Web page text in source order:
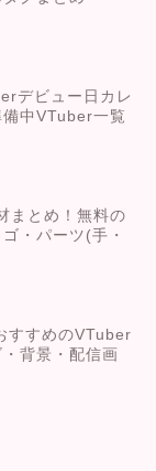
デビュー日カレ
中VTuber一覧
まとめ！無料の
・パーツ(手・
すすめのVTuber
背景・配信画